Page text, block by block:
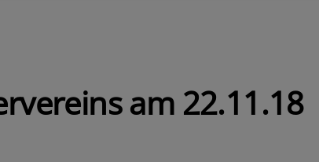
am 22.11.18